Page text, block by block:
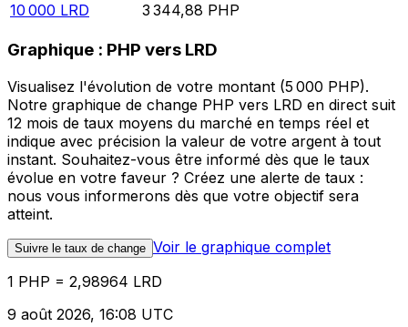
10 000 LRD 3 344,88 PHP
Graphique : PHP vers LRD
Visualisez l'évolution de votre montant (5 000 PHP).
Notre graphique de change PHP vers LRD en direct suit
12 mois de taux moyens du marché en temps réel et
indique avec précision la valeur de votre argent à tout
instant. Souhaitez-vous être informé dès que le taux
évolue en votre faveur ? Créez une alerte de taux :
nous vous informerons dès que votre objectif sera
atteint.
Suivre le taux de change Voir le graphique complet
1 PHP = 2,98964 LRD
9 août 2026, 16:08 UTC